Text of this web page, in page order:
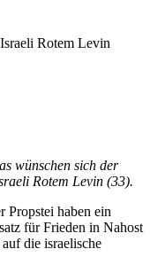
wünschen sich der
Rotem Levin (33).
Propstei haben ein
für Frieden in Nahost
die israelische